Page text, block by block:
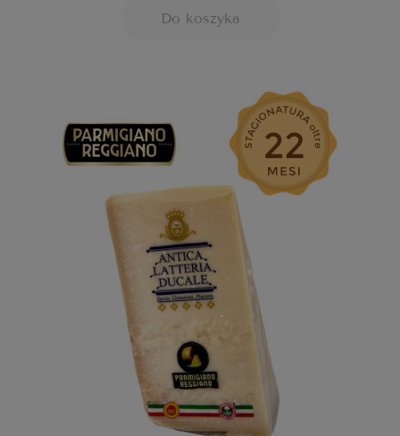
Do koszyka